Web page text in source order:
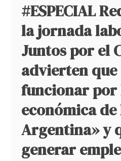
#ESPECIAL
la jornada
Juntos por el
advierten que
funcionar
económica de
Argentina» y
generar